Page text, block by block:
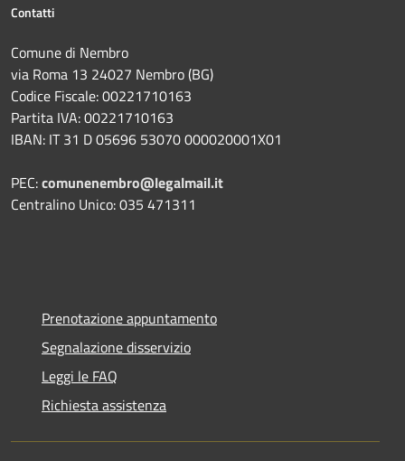
Contatti
Comune di Nembro
via Roma 13 24027 Nembro (BG)
Codice Fiscale: 00221710163
Partita IVA: 00221710163
IBAN: IT 31 D 05696 53070 000020001X01
PEC:comunenembro@legalmail.it
Centralino Unico: 035 471311
Prenotazione appuntamento
Segnalazione disservizio
Leggi le FAQ
Richiesta assistenza